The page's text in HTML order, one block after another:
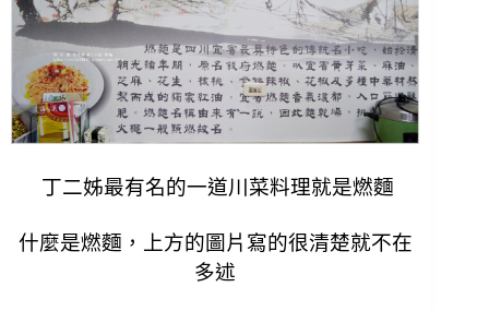
丁二姊最有名的一道川菜料理就是燃麵
什麼是燃麵，上方的圖片寫的很清楚就不在
多述